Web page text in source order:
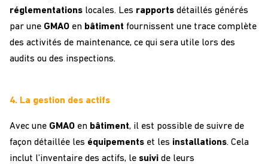
réglementations locales. Les rapports détaillés générés
par une GMAO en bâtiment fournissent une trace complète
des activités de maintenance, ce qui sera utile lors des
audits ou des inspections.
4. La gestion des actifs
Avec une GMAO en bâtiment, il est possible de suivre de
façon détaillée les équipements et les installations. Cela
inclut l’inventaire des actifs, le suivi de leurs